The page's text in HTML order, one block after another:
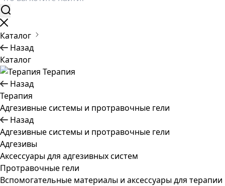
Каталог
Назад
Каталог
Терапия
Назад
Терапия
Адгезивные системы и протравочные гели
Назад
Адгезивные системы и протравочные гели
Адгезивы
Аксессуары для адгезивных систем
Протравочные гели
Вспомогательные материалы и аксессуары для терапии